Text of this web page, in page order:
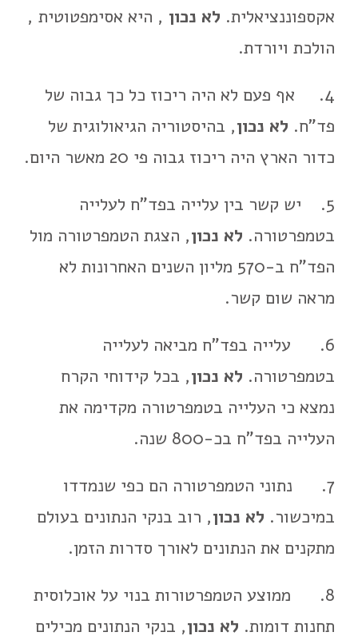
אקספוננציאלית. לא נכון , היא אסימפטוטית ,
הולכת ויורדת.
4. אף פעם לא היה ריכוז כל כך גבוה של
פד"ח. לא נכון, בהיסטוריה הגיאולוגית של
כדור הארץ היה ריכוז גבוה פי 20 מאשר היום.
5. יש קשר בין עלייה בפד"ח לעלייה
בטמפרטורה. לא נכון, הצגת הטמפרטורה מול
הפד"ח ב-570 מליון השנים האחרונות לא
מראה שום קשר.
6. עלייה בפד"ח מביאה לעלייה
בטמפרטורה. לא נכון, בכל קידוחי הקרח
נמצא כי העלייה בטמפרטורה מקדימה את
העלייה בפד"ח בכ-800 שנה.
7. נתוני הטמפרטורה הם כפי שנמדדו
במיכשור. לא נכון, רוב בנקי הנתונים בעולם
מתקנים את הנתונים לאורך סדרות הזמן.
8. ממוצע הטמפרטורות בנוי על אוכלוסית
תחנות דומות. לא נכון, בנקי הנתונים מכילים